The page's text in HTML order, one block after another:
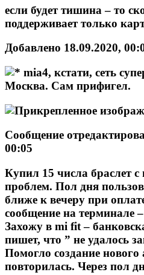
если будет тишина – то
поддерживает только
Добавлено 18.09.2020,
mia4, кстати, сеть
Москва. Сам прифигел.
Сообщение
00:05
Купил 15 числа браслет
проблем. Пол дня
ближе к вечеру при
сообщение на терминале
Захожу в mi fit –
пишет, что ” не удалось
Помогло создание
повторилась. Через пол